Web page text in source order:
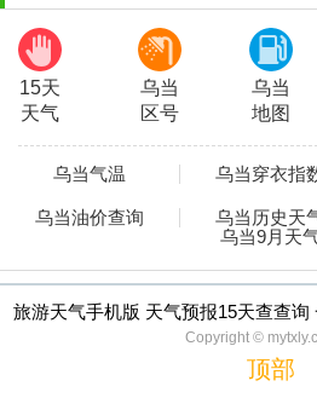
15天
天气
乌当
区号
乌当
地图
乌当气温 乌当穿衣指
乌当油价查询 乌当历史天
乌当9月天
旅游天气手机版 天气预报15天查查
Copyright ©
顶部